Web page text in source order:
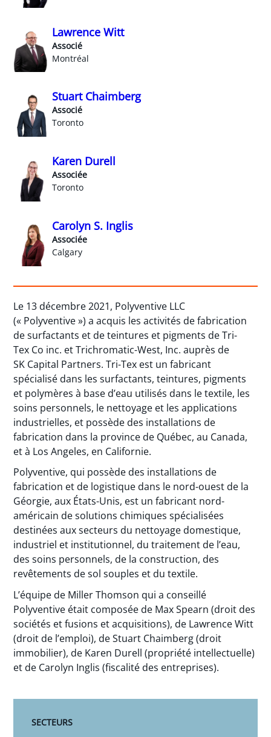
Lawrence Witt
Associé
Montréal
Stuart Chaimberg
Associé
Toronto
Karen Durell
Associée
Toronto
Carolyn S. Inglis
Associée
Calgary
Le 13 décembre 2021, Polyventive LLC
(« Polyventive ») a acquis les activités de fabrication
de surfactants et de teintures et pigments de Tri-
Tex Co inc. et Trichromatic-West, Inc. auprès de
SK Capital Partners. Tri-Tex est un fabricant
spécialisé dans les surfactants, teintures, pigments
et polymères à base d’eau utilisés dans le textile, les
soins personnels, le nettoyage et les applications
industrielles, et possède des installations de
fabrication dans la province de Québec, au Canada,
et à Los Angeles, en Californie.
Polyventive, qui possède des installations de
fabrication et de logistique dans le nord-ouest de la
Géorgie, aux États-Unis, est un fabricant nord-
américain de solutions chimiques spécialisées
destinées aux secteurs du nettoyage domestique,
industriel et institutionnel, du traitement de l’eau,
des soins personnels, de la construction, des
revêtements de sol souples et du textile.
L’équipe de Miller Thomson qui a conseillé
Polyventive était composée de Max Spearn (droit des
sociétés et fusions et acquisitions), de Lawrence Witt
(droit de l’emploi), de Stuart Chaimberg (droit
immobilier), de Karen Durell (propriété intellectuelle)
et de Carolyn Inglis (fiscalité des entreprises).
SECTEURS